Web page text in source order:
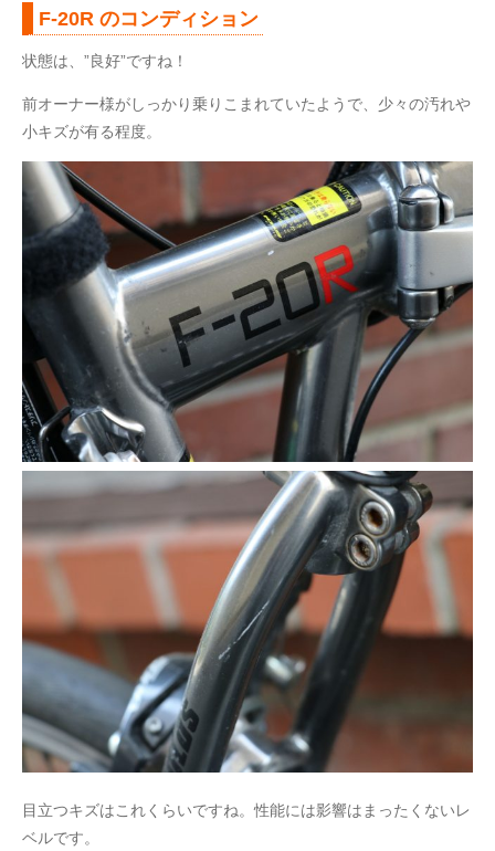
F-20R のコンディション
状態は、”良好”ですね！
前オーナー様がしっかり乗りこまれていたようで、少々の汚れや
小キズが有る程度。
目立つキズはこれくらいですね。性能には影響はまったくないレ
ベルです。